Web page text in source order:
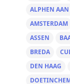
ALPHEN
AMSTERDAM
ASSEN
BREDA
DEN HAAG